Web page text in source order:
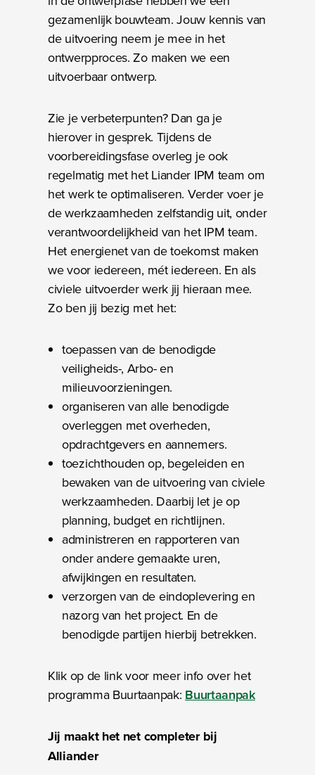
gezamenlijk bouwteam. Jouw kennis van
de uitvoering neem je mee in het
ontwerpproces. Zo maken we een
uitvoerbaar ontwerp.
Zie je verbeterpunten? Dan ga je
hierover in gesprek. Tijdens de
voorbereidingsfase overleg je ook
regelmatig met het Liander IPM team om
het werk te optimaliseren. Verder voer je
de werkzaamheden zelfstandig uit, onder
verantwoordelijkheid van het IPM team.
Het energienet van de toekomst maken
we voor iedereen, mét iedereen. En als
civiele uitvoerder werk jij hieraan mee.
Zo ben jij bezig met het:
toepassen van de benodigde
veiligheids-, Arbo- en
milieuvoorzieningen.
organiseren van alle benodigde
overleggen met overheden,
opdrachtgevers en aannemers.
toezichthouden op, begeleiden en
bewaken van de uitvoering van civiele
werkzaamheden. Daarbij let je op
planning, budget en richtlijnen.
administreren en rapporteren van
onder andere gemaakte uren,
afwijkingen en resultaten.
verzorgen van de eindoplevering en
nazorg van het project. En de
benodigde partijen hierbij betrekken.
Klik op de link voor meer info over het
programma Buurtaanpak: Buurtaanpak
Jij maakt het net completer bij
Alliander